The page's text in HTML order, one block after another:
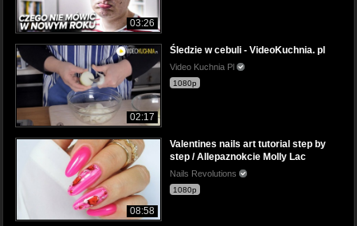
03:26
02:17
Śledzie w cebuli - VideoKuchnia. pl
Video Kuchnia Pl
1080p
08:58
Valentines nails art tutorial step by
step / Allepaznokcie Molly Lac
Nails Revolutions
1080p